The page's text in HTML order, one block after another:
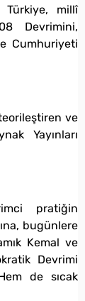
Türkiye, millî
Devrimini,
Cumhuriyeti
ve
Yayınları
pratiğin
bugünlere
Kemal ve
Devrimi
de sıcak